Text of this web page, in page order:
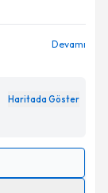
Devamı
Haritada Göster